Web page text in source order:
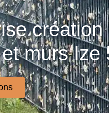
création
murs Ize